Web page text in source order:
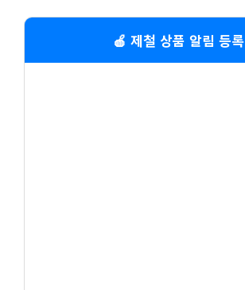
🍎 제철 상품 알림 등록